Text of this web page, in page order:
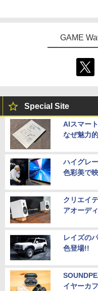
GAME
Special Site
AIスマー
なぜ魅力
ハイグレ
色彩美で
クリエイ
アオーデ
レイズの
色登場!!
イヤーカ